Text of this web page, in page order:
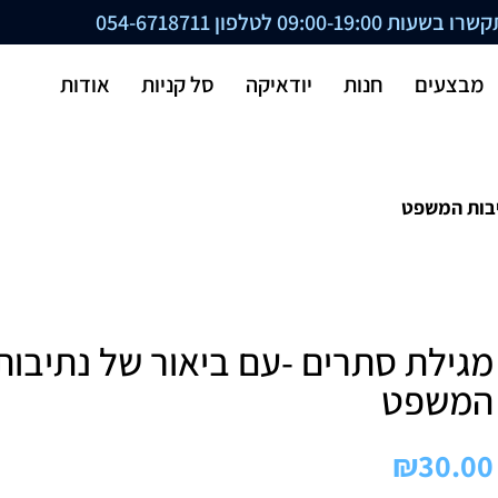
09:00-19:00 לטלפון 054-6718711
מבצעים חנות יודאיקה סל קניות אודות
המשפט
מגילת סתרים -עם ביאור של
המשפט
₪30.00